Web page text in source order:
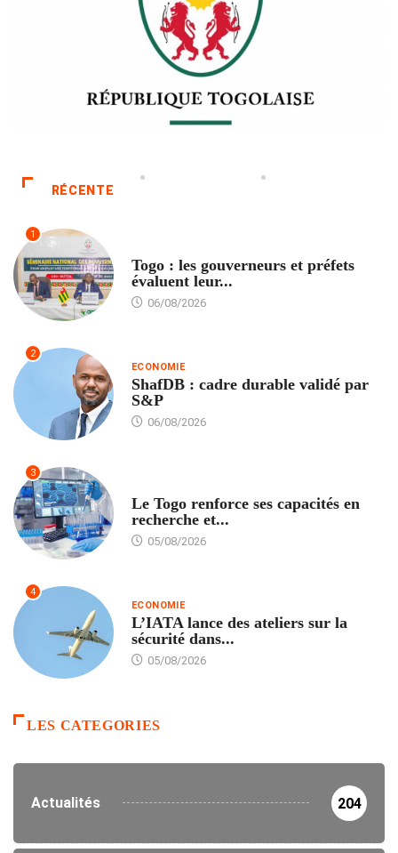
RÉCENTE
1
Togo : les gouverneurs et préfets
évaluent leur...
06/08/2026
2
ECONOMIE
ShafDB : cadre durable validé par
S&P
06/08/2026
3
Le Togo renforce ses capacités en
recherche et...
05/08/2026
4
ECONOMIE
L’IATA lance des ateliers sur la
sécurité dans...
05/08/2026
LES CATEGORIES
Actualités 204